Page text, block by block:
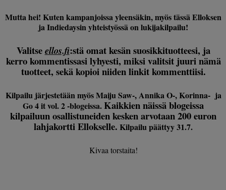
Mutta hei! Kuten kampanjoissa yleensäkin, myös tässä Elloksen
ja Indiedaysin yhteistyössä on lukijakilpailu!
Valitseellos.fi:stä omat kesän suosikkituotteesi, ja
kerro kommentissasi lyhyesti, miksi valitsit juuri nämä
tuotteet, sekä kopioi niiden linkit kommenttiisi.
Kilpailu järjestetään myös Maiju Saw-, Annika O-, Korinna- ja
Go 4 it vol. 2 -blogeissa.Kaikkien näissä blogeissa
kilpailuun osallistuneiden kesken arvotaan 200 euron
lahjakortti Ellokselle. Kilpailu päättyy 31.7.
Kivaa torstaita!